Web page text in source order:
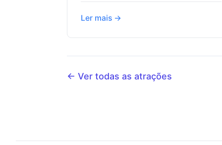
Ler mais →
← Ver todas as atrações